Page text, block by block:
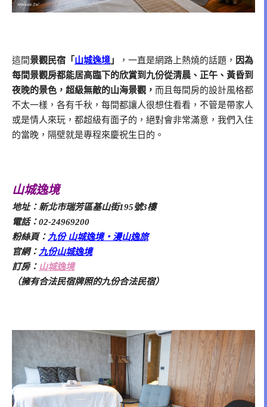
這間景觀民宿「 山城逸境 」 ，一直是網路上熱燒的話題， 因為
每間景觀房都能居高臨下的欣賞到九份從清晨、正午、黃昏到
夜晚的景色，超級無敵的山海景觀， 而且每間房的設計風格都
不太一樣，各有千秋，每間都讓人很想住看看，不管是帶家人
或是情人來玩，都超級有面子的，絕對會非常滿意，我們入住
的當晚，隔壁就是專程來慶祝生日的。
山城逸境
地址：新北市瑞芳區基山街195號3樓
電話：02-24969200
粉絲頁： 九份 山城逸境‧漫山逸旅
官網： 九份山城逸境
訂房： 山城逸境
（擁有合法民宿牌照的九份合法民宿）